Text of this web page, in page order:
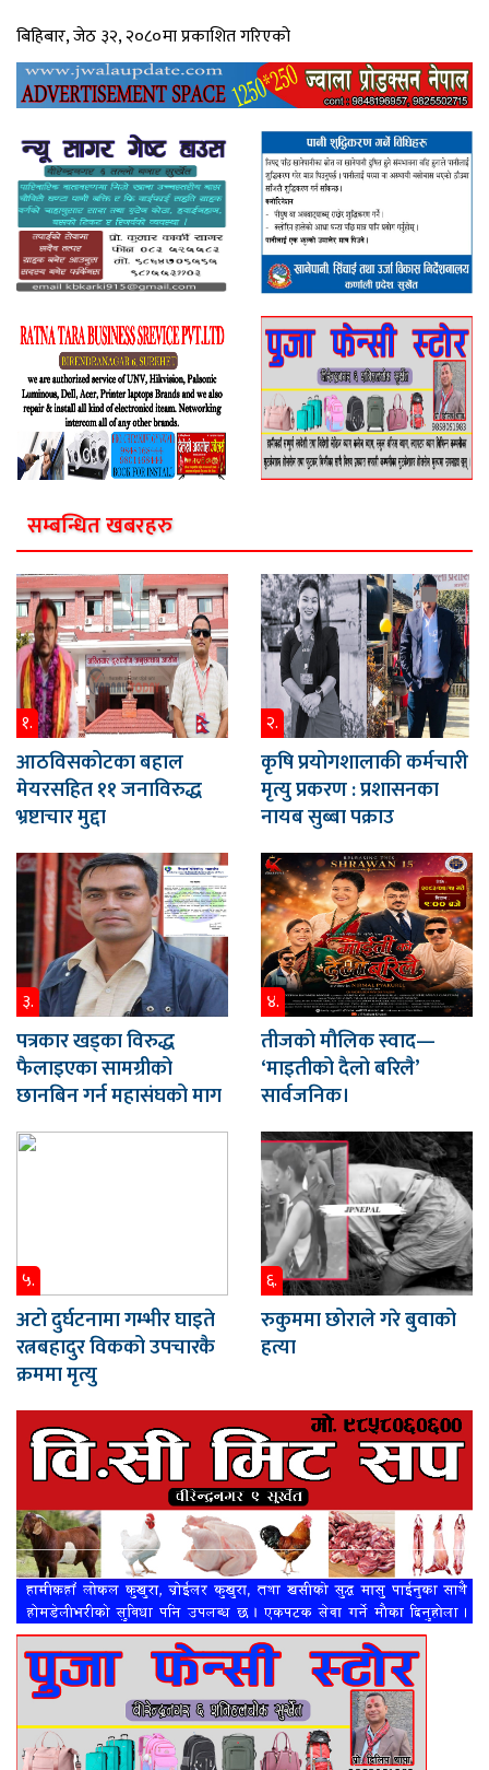
बिहिबार, जेठ ३२, २०८०मा प्रकाशित गरिएको
सम्बन्धित खबरहरु
१.
आठविसकोटका बहाल
मेयरसहित ११ जनाविरुद्ध
भ्रष्टाचार मुद्दा
२.
कृषि प्रयोगशालाकी कर्मचारी
मृत्यु प्रकरण : प्रशासनका
नायब सुब्बा पक्राउ
३.
पत्रकार खड्का विरुद्ध
फैलाइएका सामग्रीको
छानबिन गर्न महासंघको माग
४.
तीजको मौलिक स्वाद—
‘माइतीको दैलो बरिलै’
सार्वजनिक।
५.
अटो दुर्घटनामा गम्भीर घाइते
रत्नबहादुर विकको उपचारकै
क्रममा मृत्यु
६.
रुकुममा छोराले गरे बुवाको
हत्या